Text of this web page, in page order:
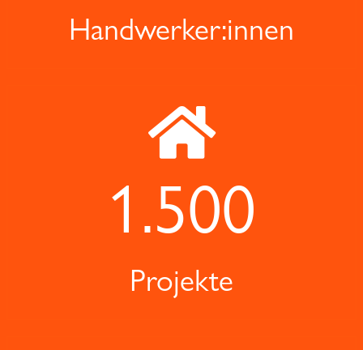
Handwerker:innen
1.500
Projekte